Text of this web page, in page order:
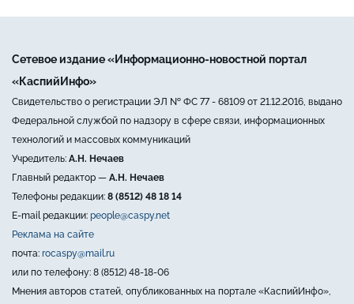
Сетевое издание «Информационно-новостной портал
«КаспийИнфо»
Свидетельство о регистрации ЭЛ № ФС 77 - 68109 от 21.12.2016, выдано
Федеральной службой по надзору в сфере связи, информационных
технологий и массовых коммуникаций
Учредитель: А.Н. Нечаев
Главный редактор — А.Н. Нечаев
Телефоны редакции: 8 (8512) 48 18 14
E-mail редакции: people@caspy.net
Реклама на сайте
почта: rocaspy@mail.ru
или по телефону: 8 (8512) 48-18-06
Мнения авторов статей, опубликованных на портале «КаспийИнфо»,